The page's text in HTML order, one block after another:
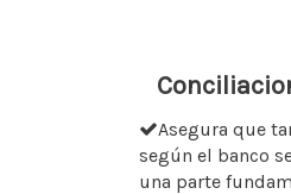
Asegura que
según el banco
una parte